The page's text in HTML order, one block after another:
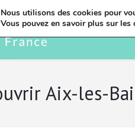
Aix-les-
Nous utilisons des cookies pour
Vous pouvez en savoir plus sur